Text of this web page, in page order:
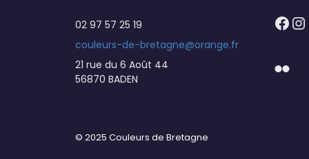
02 97 57 25 19
couleurs-de-bretagne@orange.fr
21 rue du 6 Août 44
56870 BADEN
Flickr
© 2025 Couleurs de Bretagne